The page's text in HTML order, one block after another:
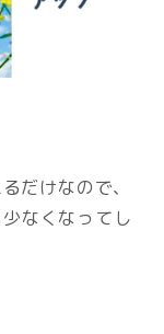
だけなので、
なくなってし